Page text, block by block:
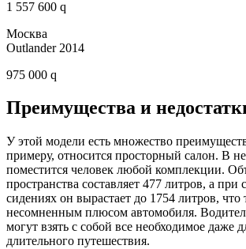
1 557 600 q
Москва
Outlander 2014
975 000 q
Преимущества и
У этой модели есть множество
примеру, относится просторный салон. В
поместится человек любой комплекции.
пространства составляет 477 литров, а
сидениях он вырастает до 1754 литров, что
несомненным плюсом автомобиля.
могут взять с собой все необходимое даже
длительного путешествия.